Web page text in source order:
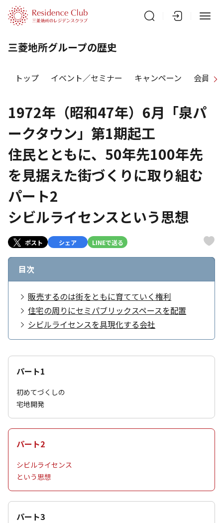
三菱地所グループの歴史
トップ イベント／セミナー キャンペーン 会員特
1972年（昭和47年）6月「泉パ
ークタウン」第1期起工
住民とともに、50年先100年先
を見据えた街づくりに取り組む
パート2
シビルライセンスという思想
ポスト シェア LINEで送る
目次
販売するのは街をともに育てていく権利
住宅の周りにセミパブリックスペースを配置
シビルライセンスを具現化する会社
パート1
初めてづくしの
宅地開発
パート2
シビルライセンス
という思想
パート3